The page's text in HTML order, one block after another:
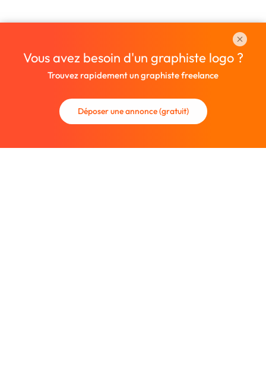
Vous avez besoin d'un graphiste logo ?
Trouvez rapidement un graphiste freelance
Déposer une annonce (gratuit)